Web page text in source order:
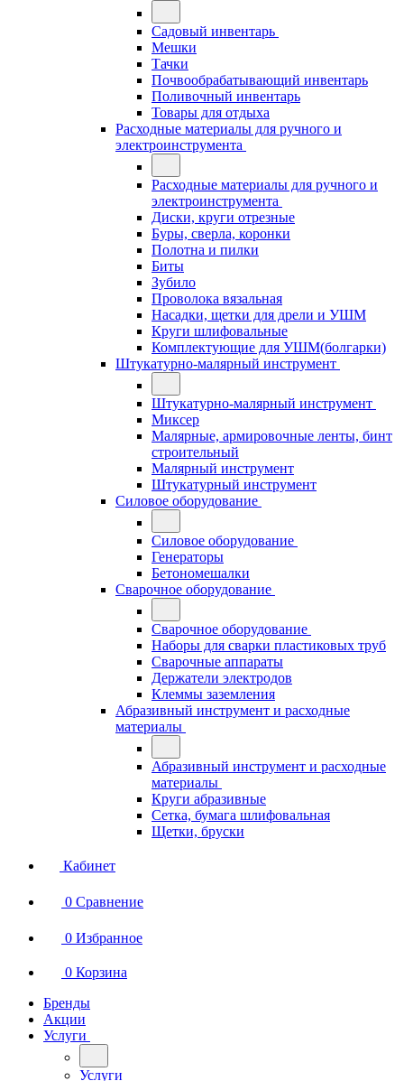
Садовый инвентарь
Мешки
Тачки
Почвообрабатывающий инвентарь
Поливочный инвентарь
Товары для отдыха
Расходные материалы для ручного и
электроинструмента
Расходные материалы для ручного и
электроинструмента
Диски, круги отрезные
Буры, сверла, коронки
Полотна и пилки
Биты
Зубило
Проволока вязальная
Насадки, щетки для дрели и УШМ
Круги шлифовальные
Комплектующие для УШМ(болгарки)
Штукатурно-малярный инструмент
Штукатурно-малярный инструмент
Миксер
Малярные, армировочные ленты, бинт
строительный
Малярный инструмент
Штукатурный инструмент
Силовое оборудование
Силовое оборудование
Генераторы
Бетономешалки
Сварочное оборудование
Сварочное оборудование
Наборы для сварки пластиковых труб
Сварочные аппараты
Держатели электродов
Клеммы заземления
Абразивный инструмент и расходные
материалы
Абразивный инструмент и расходные
материалы
Круги абразивные
Сетка, бумага шлифовальная
Щетки, бруски
Кабинет
0 Сравнение
0 Избранное
0 Корзина
Бренды
Акции
Услуги
Услуги